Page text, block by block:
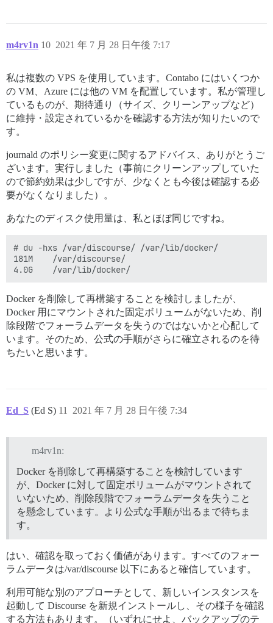
m4rv1n 2021 年 7 月 28 日午後 7:17
10
私は複数の VPS を使用しています。Contabo にはいくつか
の VM、Azure には他の VM を配置しています。私が管理し
ているものが、期待通り（サイズ、クリーンアップなど）
に維持・設定されているかを確認する方法が知りたいので
す。
journald のポリシー変更に関するアドバイス、ありがとうご
ざいます。実行しました（事前にクリーンアップしていた
ので節約効果は少しですが、少なくとも今後は確認する必
要がなくなりました）。
あなたのディスク使用量は、私とほぼ同じですね。
# du -hxs /var/discourse/ /var/lib/docker/
181M    /var/discourse/
Docker を削除して再構築することを検討しましたが、
Docker 用にマウントされた固定ボリュームがないため、削
除段階でフォーラムデータを失うのではないかと心配して
います。そのため、公式の手順がさらに確立されるのを待
ちたいと思います。
Ed_S (Ed S) 2021 年 7 月 28 日午後 7:34
11
m4rv1n:
Docker を削除して再構築することを検討しています
が、Docker に対して固定ボリュームがマウントされて
いないため、削除段階でフォーラムデータを失うこと
を懸念しています。より公式な手順が出るまで待ちま
す。
はい、確認を取っておく価値があります。すべてのフォー
ラムデータは/var/discourse 以下にあると確信しています。
利用可能な別のアプローチとして、新しいインスタンスを
起動して Discourse を新規インストールし、その様子を確認
する方法もあります。（いずれにせよ、バックアップのテ